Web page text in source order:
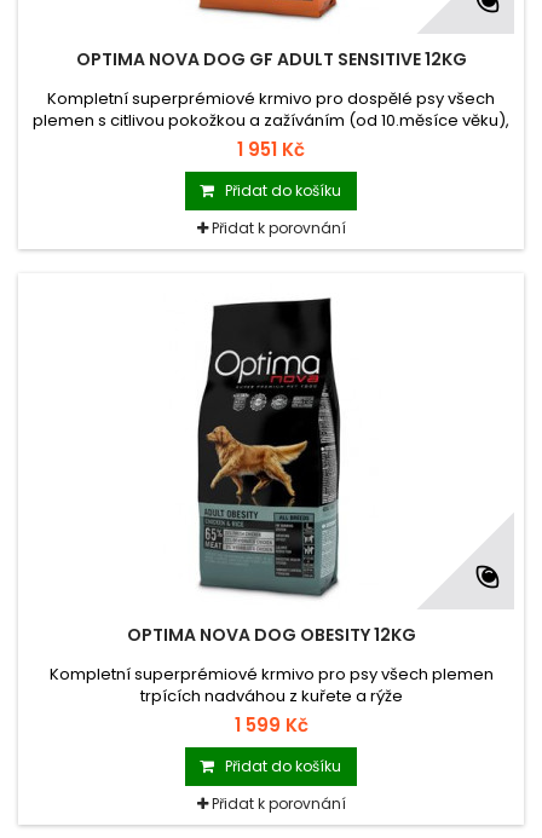
OPTIMA NOVA DOG GF ADULT SENSITIVE 12KG
Kompletní superprémiové krmivo pro dospělé psy všech
plemen s citlivou pokožkou a zažíváním (od 10.měsíce věku),
BEZ OBILNIN, z lososa a brambor
1 951 Kč
Přidat do košíku
Přidat k porovnání
OPTIMA NOVA DOG OBESITY 12KG
Kompletní superprémiové krmivo pro psy všech plemen
trpících nadváhou z kuřete a rýže
1 599 Kč
Přidat do košíku
Přidat k porovnání